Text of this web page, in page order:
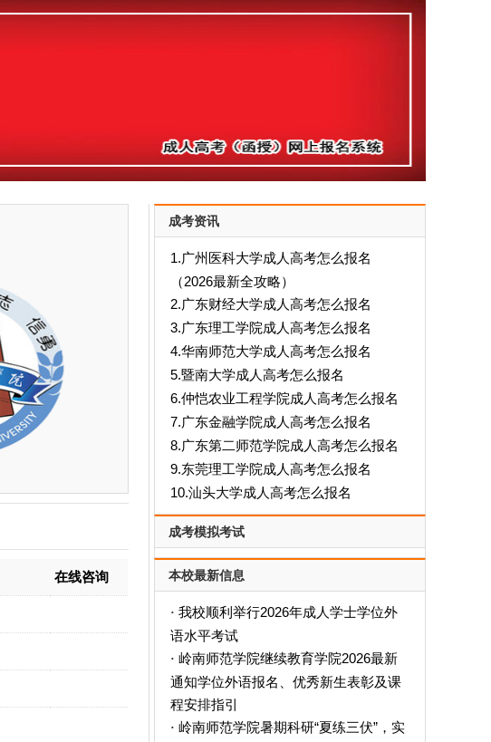
在线咨询
成考资讯
1.广州医科大学成人高考怎么报名
（2026最新全攻略）
2.广东财经大学成人高考怎么报名
3.广东理工学院成人高考怎么报名
4.华南师范大学成人高考怎么报名
5.暨南大学成人高考怎么报名
6.仲恺农业工程学院成人高考怎么报名
7.广东金融学院成人高考怎么报名
8.广东第二师范学院成人高考怎么报名
9.东莞理工学院成人高考怎么报名
10.汕头大学成人高考怎么报名
成考模拟考试
本校最新信息
· 我校顺利举行2026年成人学士学位外
语水平考试
· 岭南师范学院继续教育学院2026最新
通知学位外语报名、优秀新生表彰及课
程安排指引
· 岭南师范学院暑期科研“夏练三伏”，实